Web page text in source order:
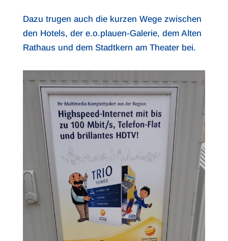
Dazu trugen auch die kurzen Wege zwischen
den Hotels, der e.o.plauen-Galerie, dem Alten
Rathaus und dem Stadtkern am Theater bei.